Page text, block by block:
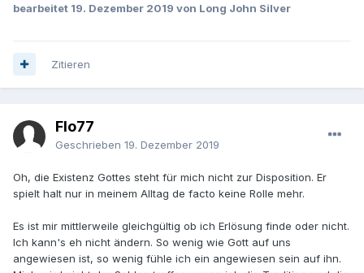
bearbeitet 19. Dezember 2019 von Long John Silver
Zitieren
Flo77
Geschrieben 19. Dezember 2019
Oh, die Existenz Gottes steht für mich nicht zur Disposition. Er
spielt halt nur in meinem Alltag de facto keine Rolle mehr.
Es ist mir mittlerweile gleichgültig ob ich Erlösung finde oder nicht.
Ich kann's eh nicht ändern. So wenig wie Gott auf uns
angewiesen ist, so wenig fühle ich ein angewiesen sein auf ihn.